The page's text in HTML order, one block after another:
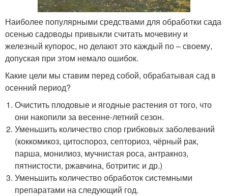
Наиболее популярными средствами для обработки сада
осенью садоводы привыкли считать мочевину и
железный купорос, но делают это каждый по – своему,
допуская при этом немало ошибок.
Какие цели мы ставим перед собой, обрабатывая сад в
осенний период?
Очистить плодовые и ягодные растения от того, что
они накопили за весенне-летний сезон.
Уменьшить количество спор грибковых заболеваний
(коккомикоз, цитоспороз, септориоз, чёрный рак,
парша, монилиоз, мучнистая роса, антракноз,
пятнистости, ржавчина, ботритис и др.)
Уменьшить количество обработок системными
препаратами на следующий год.